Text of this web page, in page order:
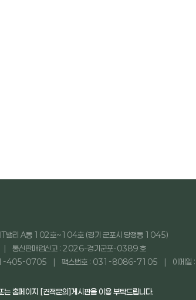
밸리 A동 102호~104호 (경기 군포시 당정동 1045)
통신판매업신고 : 2026-경기군포-0389 호
405-0705
팩스번호 : 031-8086-7105 이메
페이지 [견적문의]게시판을 이용 부탁드립니다.